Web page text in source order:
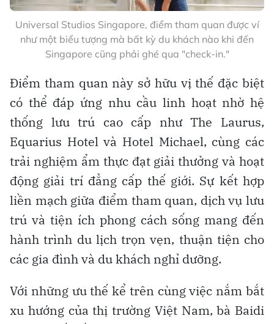
Universal Studios Singapore, điểm tham quan được ví
như một biểu tượng mà bất kỳ du khách nào khi đến
Singapore cũng phải ghé qua "check-in."
Điểm tham quan này sở hữu vị thế đặc biệt
có thể đáp ứng nhu cầu linh hoạt nhờ hệ
thống lưu trú cao cấp như The Laurus,
Equarius Hotel và Hotel Michael, cùng các
trải nghiệm ẩm thực đạt giải thưởng và hoạt
động giải trí đẳng cấp thế giới. Sự kết hợp
liền mạch giữa điểm tham quan, dịch vụ lưu
trú và tiện ích phong cách sống mang đến
hành trình du lịch trọn vẹn, thuận tiện cho
các gia đình và du khách nghỉ dưỡng.
Với những ưu thế kể trên cùng việc nắm bắt
xu hướng của thị trường Việt Nam, bà Baidi